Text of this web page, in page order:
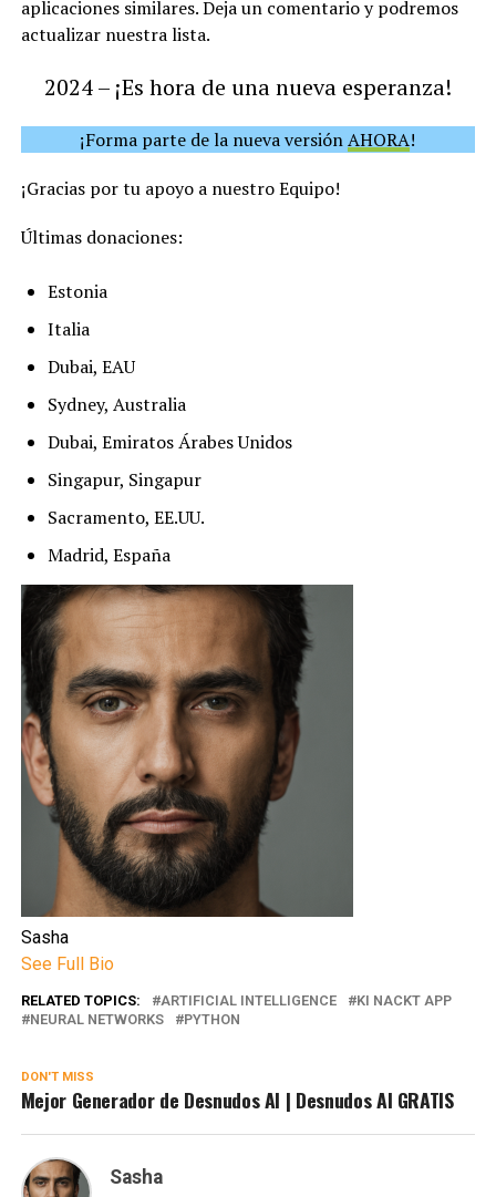
aplicaciones similares. Deja un comentario y podremos
actualizar nuestra lista.
2024 – ¡Es hora de una nueva esperanza!
¡Forma parte de la nueva versiónAHORA!
¡Gracias por tu apoyo a nuestro Equipo!
Últimas donaciones:
Estonia
Italia
Dubai, EAU
Sydney, Australia
Dubai, Emiratos Árabes Unidos
Singapur, Singapur
Sacramento, EE.UU.
Madrid, España
Sasha
See Full Bio
RELATED TOPICS: ARTIFICIAL INTELLIGENCE
KI NACKT APP
NEURAL NETWORKS
PYTHON
DON'T MISS
Mejor Generador de Desnudos AI | Desnudos AI GRATIS
Sasha